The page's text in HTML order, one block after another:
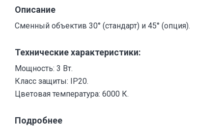
Описание
Сменный объектив 30° (стандарт) и 45° (опция).
Технические характеристики:
Мощность: 3 Вт.
Класс защиты: IP20.
Цветовая температура: 6000 К.
Подробнее